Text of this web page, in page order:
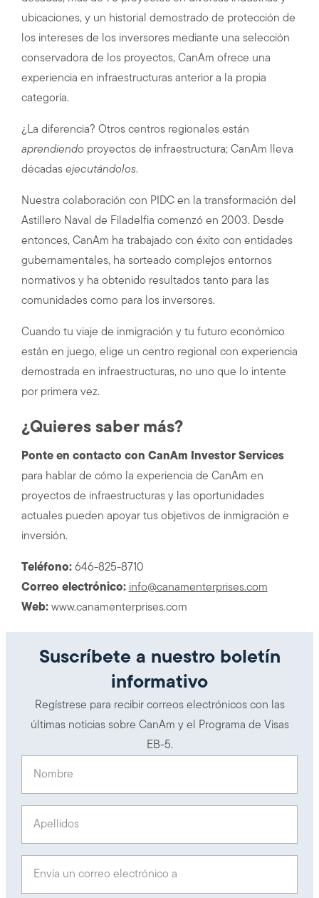
ubicaciones, y un historial demostrado de protección de
los intereses de los inversores mediante una selección
conservadora de los proyectos, CanAm ofrece una
experiencia en infraestructuras anterior a la propia
categoría.
¿La diferencia? Otros centros regionales están
aprendiendo proyectos de infraestructura; CanAm lleva
décadas ejecutándolos.
Nuestra colaboración con PIDC en la transformación del
Astillero Naval de Filadelfia comenzó en 2003. Desde
entonces, CanAm ha trabajado con éxito con entidades
gubernamentales, ha sorteado complejos entornos
normativos y ha obtenido resultados tanto para las
comunidades como para los inversores.
Cuando tu viaje de inmigración y tu futuro económico
están en juego, elige un centro regional con experiencia
demostrada en infraestructuras, no uno que lo intente
por primera vez.
¿Quieres saber más?
Ponte en contacto con CanAm Investor Services
para hablar de cómo la experiencia de CanAm en
proyectos de infraestructuras y las oportunidades
actuales pueden apoyar tus objetivos de inmigración e
inversión.
Teléfono:646-825-8710
Correo electrónico: info@canamenterprises.com
Web:www.canamenterprises.com
Suscríbete a nuestro boletín
informativo
Regístrese para recibir correos electrónicos con las
últimas noticias sobre CanAm y el Programa de Visas
EB-5.